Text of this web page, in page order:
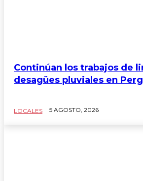
Continúan los trabajos de
desagües pluviales en
LOCALES 5 AGOSTO, 2026